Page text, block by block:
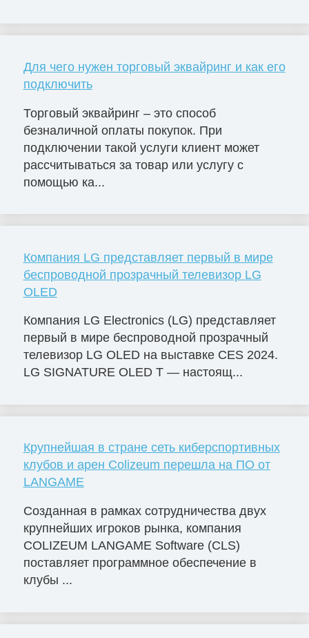
Для чего нужен торговый эквайринг и как его
подключить
Торговый эквайринг – это способ
безналичной оплаты покупок. При
подключении такой услуги клиент может
рассчитываться за товар или услугу с
помощью ка...
Компания LG представляет первый в мире
беспроводной прозрачный телевизор LG
OLED
Компания LG Electronics (LG) представляет
первый в мире беспроводной прозрачный
телевизор LG OLED на выставке CES 2024.
LG SIGNATURE OLED T — настоящ...
Крупнейшая в стране сеть киберспортивных
клубов и арен Colizeum перешла на ПО от
LANGAME
Созданная в рамках сотрудничества двух
крупнейших игроков рынка, компания
COLIZEUM LANGAME Software (CLS)
поставляет программное обеспечение в
клубы ...